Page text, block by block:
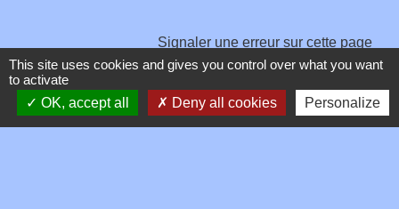
Signaler une erreur sur cette page
This site uses cookies and gives you control over what you want
to activate
OK, accept all
Deny all cookies Personalize